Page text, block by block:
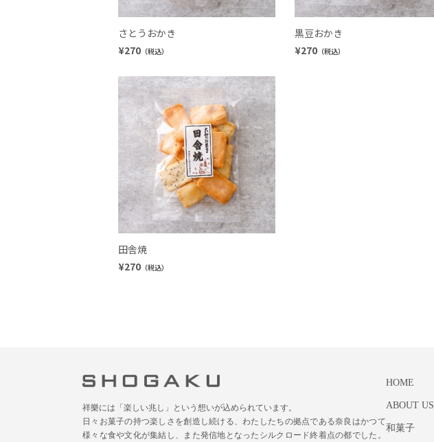
さとうおかき
¥270 （税込）
黒豆おかき
¥270 （税込）
田舎焼
¥270 （税込）
祥樂には「楽しい兆し」という想いが込められています。
日々お菓子の持つ楽しさを創造し続ける、わたしたちの拠点である奈良はかつて
様々な食や文化が集結し、また発信地となったシルクロード終着点の都でした。
HOME
ABOUT US
和菓子